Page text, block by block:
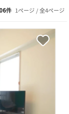
件 1ページ / 全4ページ